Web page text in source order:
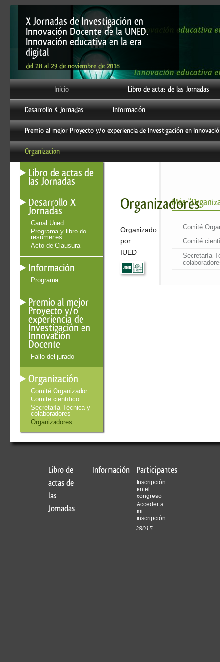
X Jornadas de Investigación en
Innovación Docente de la UNED.
Innovación educativa en la era
digital
del 28 al 29 de noviembre de 2018
Inicio Libro de actas de las Jornadas
Desarrollo X Jornadas Información
Premio al mejor Proyecto y/o experiencia de Investigación en
Organización
Más
Comité
Comité
Secretaría
Libro de actas de
las Jornadas
Desarrollo X
Jornadas
Canal Uned
Programa y libro de
resúmenes
Acto de Clausura
Información
Programa
Premio al mejor
Proyecto y/o
experiencia de
Investigación en
Innovación
Docente
Fallo del jurado
Organización
Comité Organizador
Comité cientìfico
Secretaría Técnica y
colaboradores
Organizadores
Organizadores
Organizado
por
IUED
Libro de
actas de
las
Jornadas
Información Participantes
Inscripción
en el
congreso
Acceder a
mi
inscripción
28015 - .